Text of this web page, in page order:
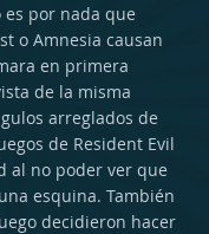
por nada que
o Amnesia causan
en primera
de la misma
arreglados de
de Resident Evil
al no poder ver que
esquina. También
decidieron hacer